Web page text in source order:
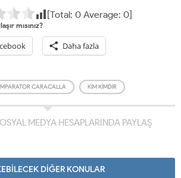
[Total: 0Average: 0]
mısınız?
Daha fazla
CARACALLA KIM KIMDIR
MEDYA HESAPLARINDA PAYLAŞ
DİĞER KONULAR